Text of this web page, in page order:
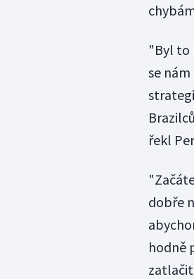
"Byl to
se
řekl
dobře
hodně